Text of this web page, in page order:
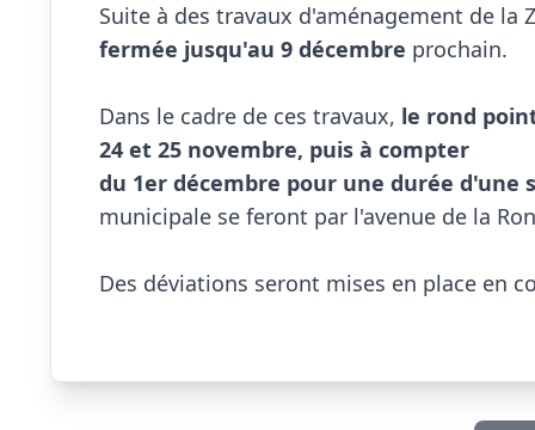
Suite à des travaux d'aménagement de la
fermée jusqu'au 9 décembre prochain.
Dans le cadre de ces travaux, le rond
24 et 25 novembre, puis à compter
du 1er décembre pour une durée d'une
municipale se feront par l'avenue de la
Des déviations seront mises en place en